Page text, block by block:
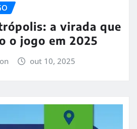
a virada que
o jogo em 2025
out 10, 2025